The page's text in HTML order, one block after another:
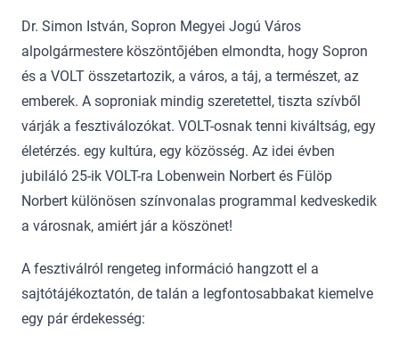
Dr. Simon István, Sopron Megyei Jogú Város
alpolgármestere köszöntőjében elmondta, hogy Sopron
és a VOLT összetartozik, a város, a táj, a természet, az
emberek. A soproniak mindig szeretettel, tiszta szívből
várják a fesztiválozókat. VOLT-osnak tenni kiváltság, egy
életérzés. egy kultúra, egy közösség. Az idei évben
jubiláló 25-ik VOLT-ra Lobenwein Norbert és Fülöp
Norbert különösen színvonalas programmal kedveskedik
a városnak, amiért jár a köszönet!
A fesztiválról rengeteg információ hangzott el a
sajtótájékoztatón, de talán a legfontosabbakat kiemelve
egy pár érdekesség: